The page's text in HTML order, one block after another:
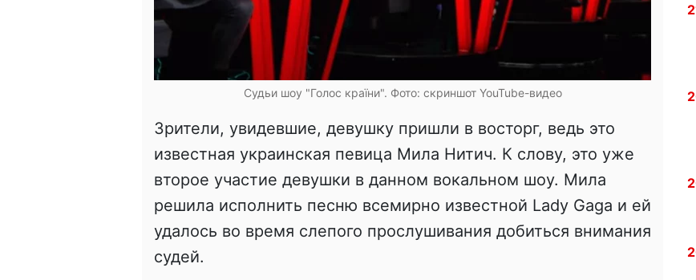
Судьи шоу "Голос країни". Фото: скриншот YouTube-видео
Зрители, увидевшие, девушку пришли в восторг, ведь это
известная украинская певица Мила Нитич. К слову, это уже
второе участие девушки в данном вокальном шоу. Мила
решила исполнить песню всемирно известной Lady Gaga и ей
удалось во время слепого прослушивания добиться внимания
судей.